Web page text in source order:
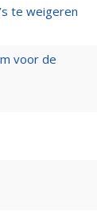
te weigeren
voor de